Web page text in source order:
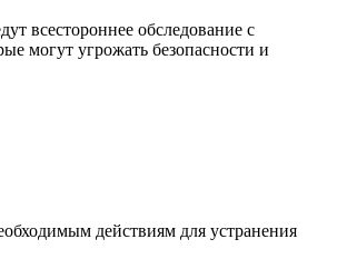
всестороннее обследование с
могут угрожать безопасности и
действиям для устранения